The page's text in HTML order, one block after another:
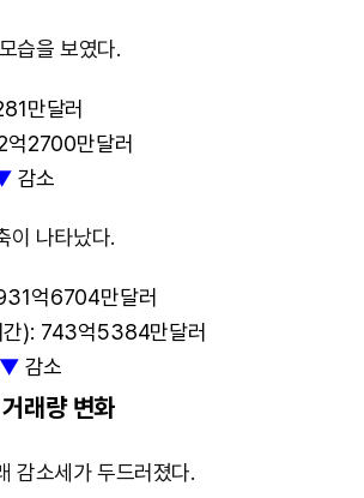
습을 보였다.
만달러
억2700만달러
감소
이 나타났다.
억6704만달러
간): 743억5384만달러
▼감소
래량 변화
감소세가 두드러졌다.